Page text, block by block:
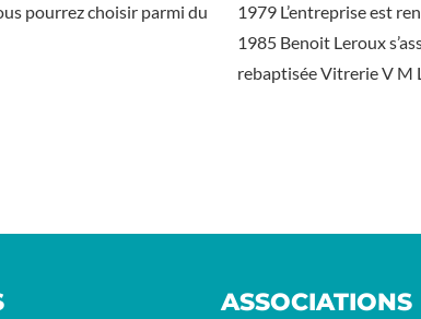
pourrez choisir parmi du
1979 L’entreprise est
1985 Benoit Leroux
rebaptisée Vitrerie V M
ASSOCIATIONS